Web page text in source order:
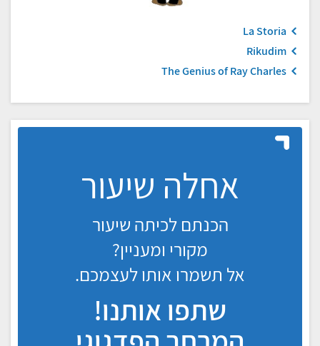
La Storia
Rikudim
The Genius of Ray Charles
אחלה שיעור
הכנתם לכיתה שיעור
מקורי ומעניין?
אל תשמרו אותו לעצמכם.
שתפו אותנו!